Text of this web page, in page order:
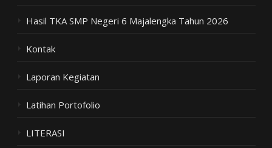
Hasil TKA SMP Negeri 6 Majalengka Tahun 2026
Kontak
Laporan Kegiatan
Latihan Portofolio
LITERASI